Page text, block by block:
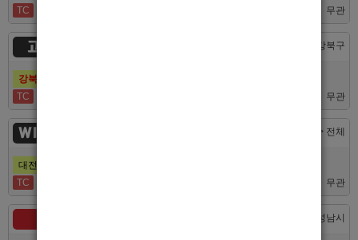
TC
무관
고추밭 서울 > 강북구
강북호빠 1등 수유 남자도우미(호빠) 고추밭에서 선수 구합니다
TC
무관
WINNER 대전 > 전체
대전호빠 제일 오래된 박스에서 남보도, 호빠알바를 모집합니다
TC
무관
경기 > 성남시